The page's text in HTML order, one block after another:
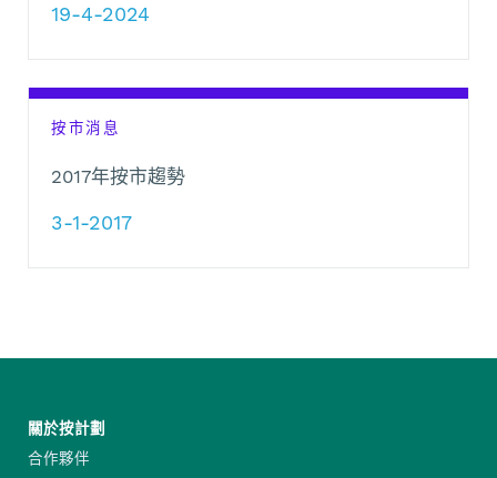
19-4-2024
按市消息
2017年按市趨勢
3-1-2017
關於按計劃
合作夥伴